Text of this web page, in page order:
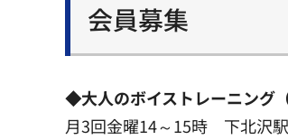
会員募集
◆大人のボイストレーニング
月3回金曜14～15時 下北沢